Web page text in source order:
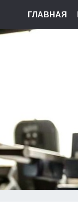
ГЛАВНАЯ